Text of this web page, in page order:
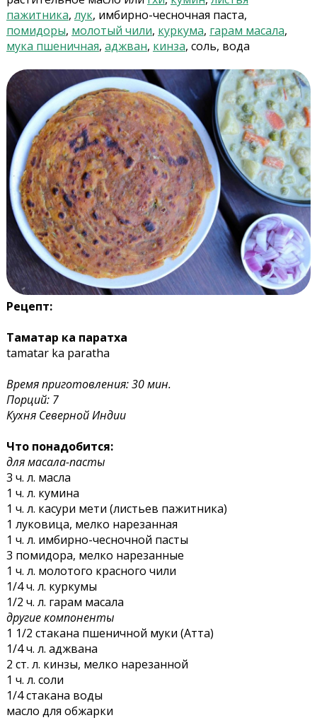
пажитника, лук, имбирно-чесночная паста,
помидоры, молотый чили, куркума, гарам масала,
мука пшеничная, аджван, кинза, соль, вода
Рецепт:
Таматар ка паратха
tamatar ka paratha
Время приготовления: 30 мин.
Порций: 7
Кухня Северной Индии
Что понадобится:
для масала-пасты
3 ч. л. масла
1 ч. л. кумина
1 ч. л. касури мети (листьев пажитника)
1 луковица, мелко нарезанная
1 ч. л. имбирно-чесночной пасты
3 помидора, мелко нарезанные
1 ч. л. молотого красного чили
1/4 ч. л. куркумы
1/2 ч. л. гарам масала
другие компоненты
1 1/2 стакана пшеничной муки (Атта)
1/4 ч. л. аджвана
2 ст. л. кинзы, мелко нарезанной
1 ч. л. соли
1/4 стакана воды
масло для обжарки